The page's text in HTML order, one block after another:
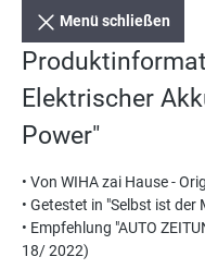
Menü schließen
Elektrischer
Power"
• Von WIHA zai Hause -
• Getestet in "Selbst ist
• Empfehlung "AUTO
18/ 2022)